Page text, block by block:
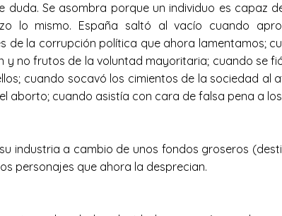
duda. Se asombra porque un individuo es capaz
lo mismo. España saltó al vacío cuando
de la corrupción política que ahora lamentamos;
no frutos de la voluntad mayoritaria; cuando se
cuando socavó los cimientos de la sociedad al
aborto; cuando asistía con cara de falsa pena a
industria a cambio de unos fondos groseros
personajes que ahora la desprecian.